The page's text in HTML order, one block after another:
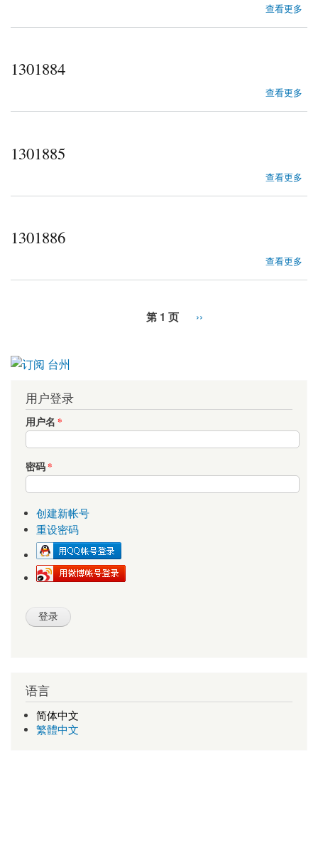
查看更多
1301884
查看更多
1301885
查看更多
1301886
查看更多
第 1 页 ››
用户登录
用户名 *
密码*
创建新帐号
重设密码
语言
简体中文
繁體中文